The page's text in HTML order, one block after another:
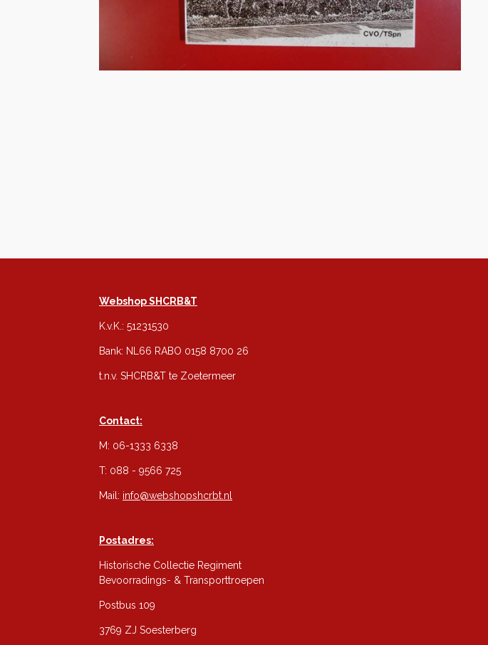
Webshop SHCRB&T
K.v.K.: 51231530
Bank: NL66 RABO 0158 8700 26
t.n.v. SHCRB&T te Zoetermeer
Contact:
M: 06-1333 6338
T: 088 - 9566 725
Mail: info@webshopshcrbt.nl
Postadres:
Historische Collectie Regiment
Bevoorradings- & Transporttroepen
Postbus 109
3769 ZJ Soesterberg